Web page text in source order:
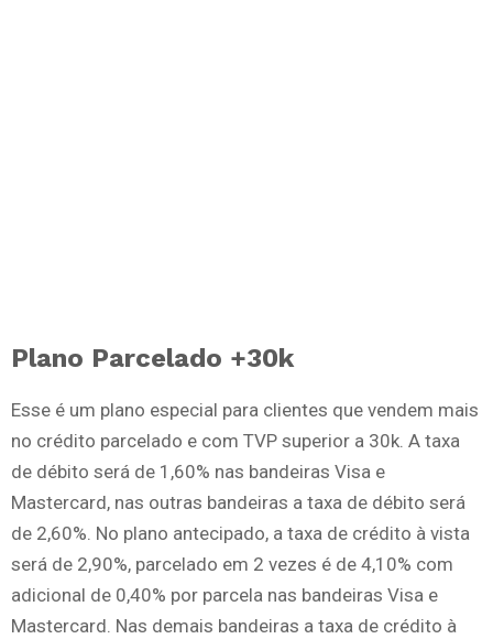
Plano Parcelado +30k
Esse é um plano especial para clientes que vendem mais
no crédito parcelado e com TVP superior a 30k. A taxa
de débito será de 1,60% nas bandeiras Visa e
Mastercard, nas outras bandeiras a taxa de débito será
de 2,60%. No plano antecipado, a taxa de crédito à vista
será de 2,90%, parcelado em 2 vezes é de 4,10% com
adicional de 0,40% por parcela nas bandeiras Visa e
Mastercard. Nas demais bandeiras a taxa de crédito à